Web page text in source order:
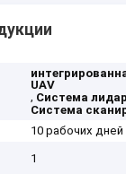
UAV
, Система
Система
10 рабочих дней
1